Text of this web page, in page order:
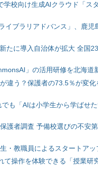
学校向け生成AIクラウド「ス
イブラリアドバンス」、鹿
たに導入自治体が拡大 全国
」の活用研修を北海道
違う？保護者の73.5％が変
も「AIは小学生から学ばせ
護者調査 予備校選びの不安
・教職員によるスタートアッ
て操作を体験できる「授業研